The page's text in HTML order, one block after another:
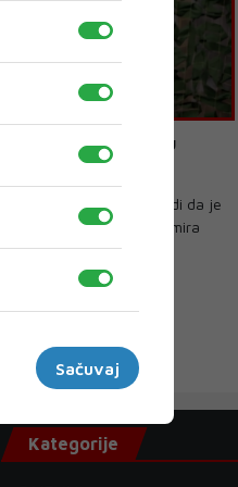
Poljska je upletena u
na generala
služba FSB tvrdi da je
na generala Vladimira
u pet...
Sačuvaj
Kategorije